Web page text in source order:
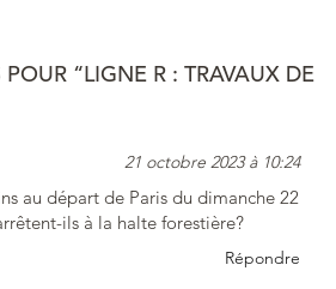
“LIGNE R : TRAVAUX DE
21 octobre 2023 à 10:24
au départ de Paris du dimanche 22
ils à la halte forestière?
Répondre